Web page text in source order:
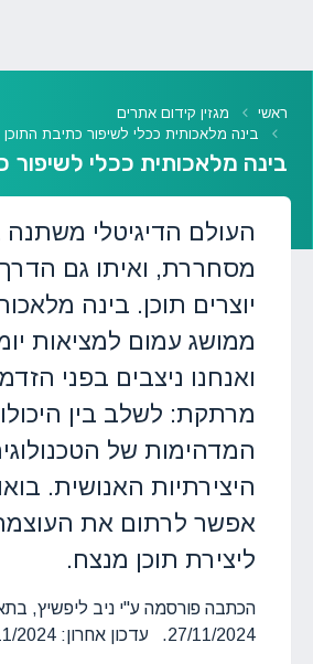
ראשי
מגזין קידום אתרים
בינה מלאכותית ככלי לשיפור כתיבת התוכן
בינה מלאכותית ככלי לשיפור
העולם הדיגיטלי משתנה
מסחררת, ואיתו גם
יוצרים תוכן. בינה
ממושג עמום למציאות
ואנחנו ניצבים בפני
מרתקת: לשלב בין
המדהימות של
היצירתיות האנושית.
אפשר לרתום את
ליצירת תוכן מנצח.
הכתבה פורסמה ע"י ניב ליפשיץ,
27/11/2024. עדכון אחרון: 27/11/2024.